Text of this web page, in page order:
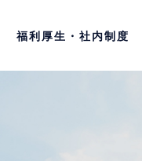
福利厚生・社内制度